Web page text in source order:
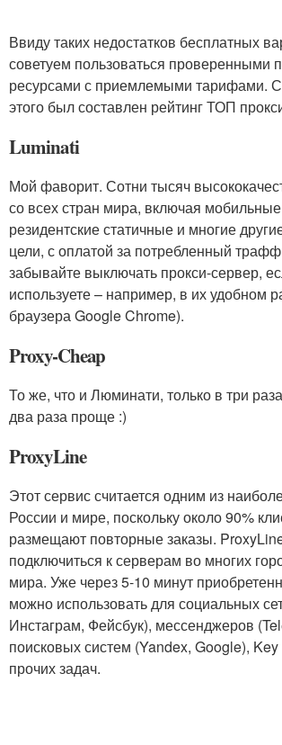
Ввиду таких недостатков бесплатных
советуем пользоваться проверенными
ресурсами с приемлемыми тарифами.
этого был составлен рейтинг ТОП
Luminati
Мой фаворит. Сотни тысяч
со всех стран мира, включая
резидентские статичные и многие
цели, с оплатой за потребленный
забывайте выключать прокси-сервер,
используете – например, в их удобном
браузера Google Chrome).
Proxy-Cheap
То же, что и Люминати, только в три
два раза проще :)
ProxyLine
Этот сервис считается одним из
России и мире, поскольку около 90%
размещают повторные заказы.
подключиться к серверам во многих
мира. Уже через 5-10 минут
можно использовать для социальных
Инстаграм, Фейсбук), мессенджеров
поисковых систем (Yandex, Google),
прочих задач.